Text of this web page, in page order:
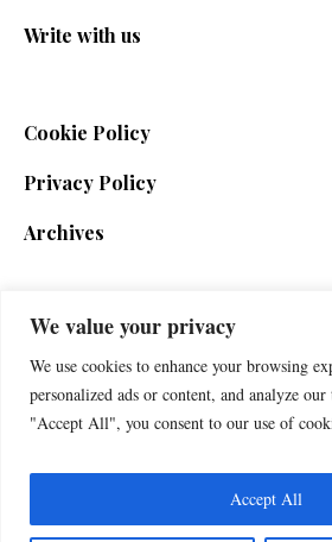
We value your privacy
We use cookies to enhance your browsing
personalized ads or content, and analyze
"Accept All", you consent to our use of
Accept All
Write with us
Cookie Policy
Privacy Policy
Archives
SIGN UP FOR THE NEWSLETTER